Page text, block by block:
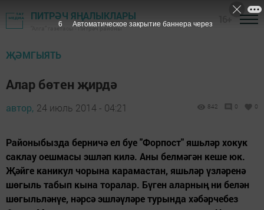
ПИТРӘЧ ЯҢАЛЫКЛАРЫ
"Алга" газетасы - Питрәч районы
ҖӘМГЫЯТЬ
Алар бөтен җирдә
автор, 24 июль 2014 - 04:21 842 0 0
Районыбызда берничә ел буе "Форпост" яшьләр хокук
саклау оешмасы эшләп килә. Аны белмәгән кеше юк.
Җәйге каникул чорына карамастан, яшьләр үзләренә
шөгыль табып кына торалар. Бүген аларның ни белән
шөгыльләнүе, нәрсә эшләүләре турында хәбәрчебез
5 Автоматическое закрытие баннера через